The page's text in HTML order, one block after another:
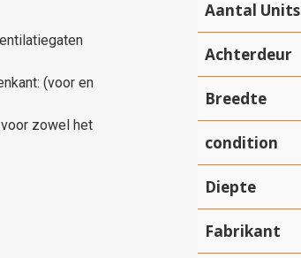
(voor en
zowel het
Aantal Units
Achterdeur
Breedte
condition
Diepte
Fabrikant